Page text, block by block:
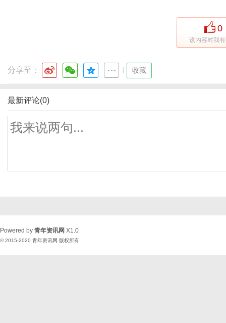
0
该内容对我
分享至： 收藏
最新评论(0)
Powered by 青年资讯网 X1.0
© 2015-2020 青年资讯网 版权所有